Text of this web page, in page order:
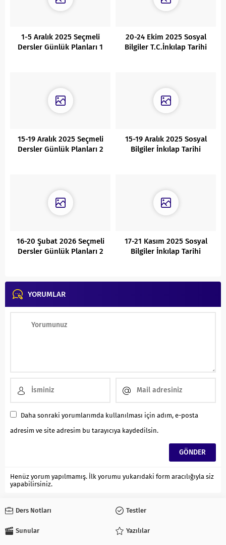
1-5 Aralık 2025 Seçmeli
Dersler Günlük Planları 1
20-24 Ekim 2025 Sosyal
Bilgiler T.C.İnkılap Tarihi
15-19 Aralık 2025 Seçmeli
Dersler Günlük Planları 2
15-19 Aralık 2025 Sosyal
Bilgiler İnkılap Tarihi
16-20 Şubat 2026 Seçmeli
Dersler Günlük Planları 2
17-21 Kasım 2025 Sosyal
Bilgiler İnkılap Tarihi
YORUMLAR
Daha sonraki yorumlarımda kullanılması için adım, e-posta
adresim ve site adresim bu tarayıcıya kaydedilsin.
Henüz yorum yapılmamış. İlk yorumu yukarıdaki form aracılığıyla siz
yapabilirsiniz.
Ders Notları Testler
Sunular Yazılılar